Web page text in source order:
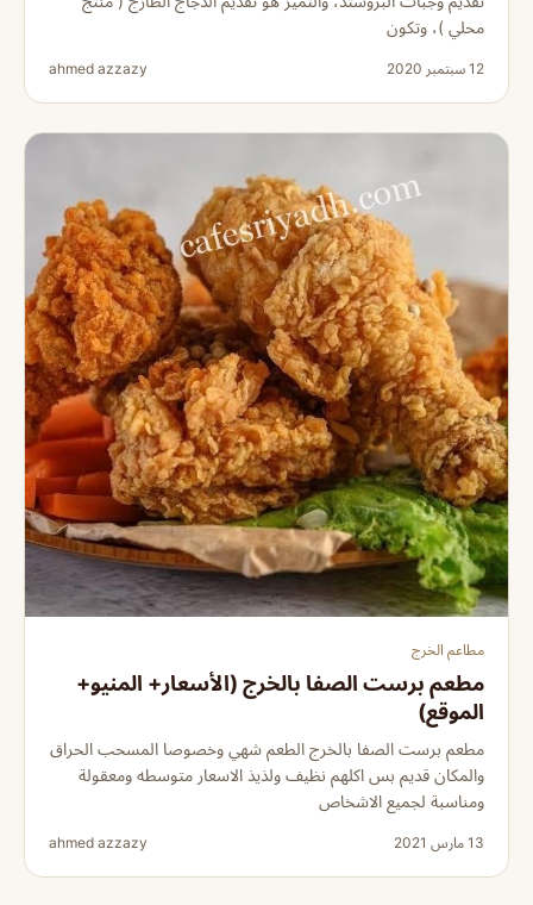
محلي )، وتكون
12 سبتمبر 2020 ahmed azzazy
مطاعم الخرج
مطعم برست الصفا بالخرج (الأسعار+ المنيو+
الموقع)
مطعم برست الصفا بالخرج الطعم شهي وخصوصا المسحب الحراق
والمكان قديم بس اكلهم نظيف ولذيذ الاسعار متوسطه ومعقولة
ومناسبة لجميع الاشخاص
13 مارس 2021 ahmed azzazy